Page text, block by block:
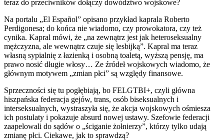
teraz do przeciwników dołączy dowództwo wojskowe?
Na portalu „El Español” opisano przykład kaprala Roberto
Perdigonesa; do końca nie wiadomo, czy prowokatora, czy też
cynika. Kapral mówi, że „na zewnątrz jest jak heteroseksualny
mężczyzna, ale wewnątrz czuje się lesbijką”. Kapral ma teraz
własną sypialnię z łazienką i osobną toaletą, wyższą pensję, ma
prawo nosić długie włosy… Ze źródeł wojskowych wiadomo, że
głównym motywem „zmian płci” są względy finansowe.
Sprzeczności się tu pogłębiają, bo FELGTBI+, czyli główna
hiszpańska federacja gejów, trans, osób biseksualnych i
interseksualnych, wystraszyła się, że akcja wojskowych ośmiesza
ich postulaty i pokazuje absurd nowej ustawy. Szefowie federacji
zaapelowali do sądów o „ściganie żołnierzy”, którzy tylko udają
zmianę płci. Ciekawe, jak to sprawdzą?